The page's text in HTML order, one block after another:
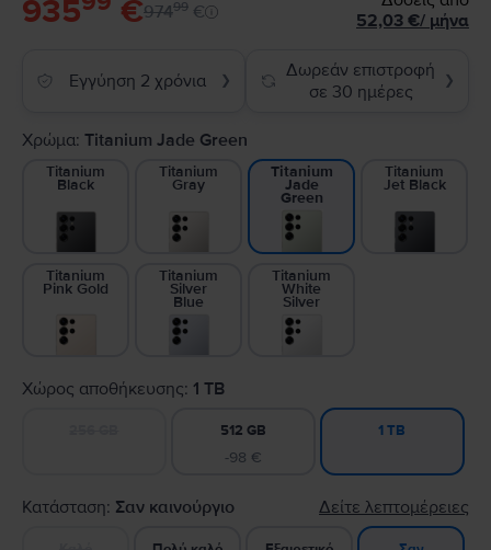
935 €97499 €
52,03 €/ μήνα
Εγγύηση 2 χρόνια ❯
Δωρεάν επιστροφή
σε 30 ημέρες
❯
Χρώμα: Titanium Jade Green
Titanium
Black
Titanium
Gray
Titanium
Jade
Green
Titanium
Jet Black
Titanium
Pink Gold
Titanium
Silver
Blue
Titanium
White
Silver
Χώρος αποθήκευσης: 1 TB
512 GB
-98 €
1 TB
Κατάσταση: Σαν καινούργιο Δείτε λεπτομέρειες